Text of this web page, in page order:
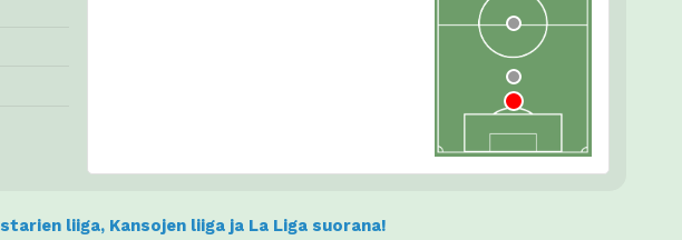
liiga, Kansojen liiga ja La Liga suorana!